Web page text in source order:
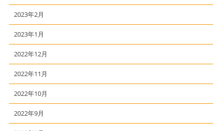
2023年2月
2023年1月
2022年12月
2022年11月
2022年10月
2022年9月